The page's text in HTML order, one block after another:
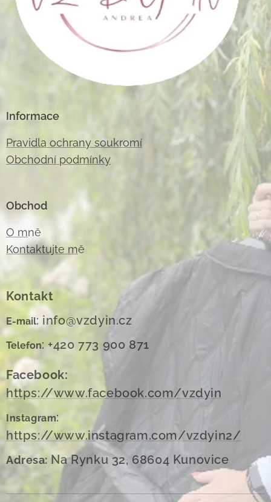
Informace
Pravidla ochrany soukromí
Obchodní podmínky
Obchod
O mně
Kontaktujte mě
Kontakt
E-mail: info@vzdyin.cz
Telefon: +420 773 900 871
Facebook:
https://www.facebook.com/vzdyin
Instagram:
https://www.instagram.com/vzdyin2/
Adresa: Na Rynku 32, 68604 Kunovice